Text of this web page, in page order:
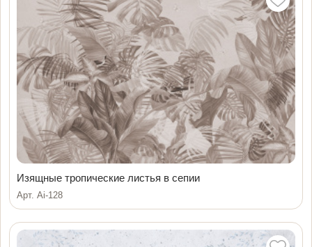
Изящные тропические листья в сепии
Арт. Ai-128